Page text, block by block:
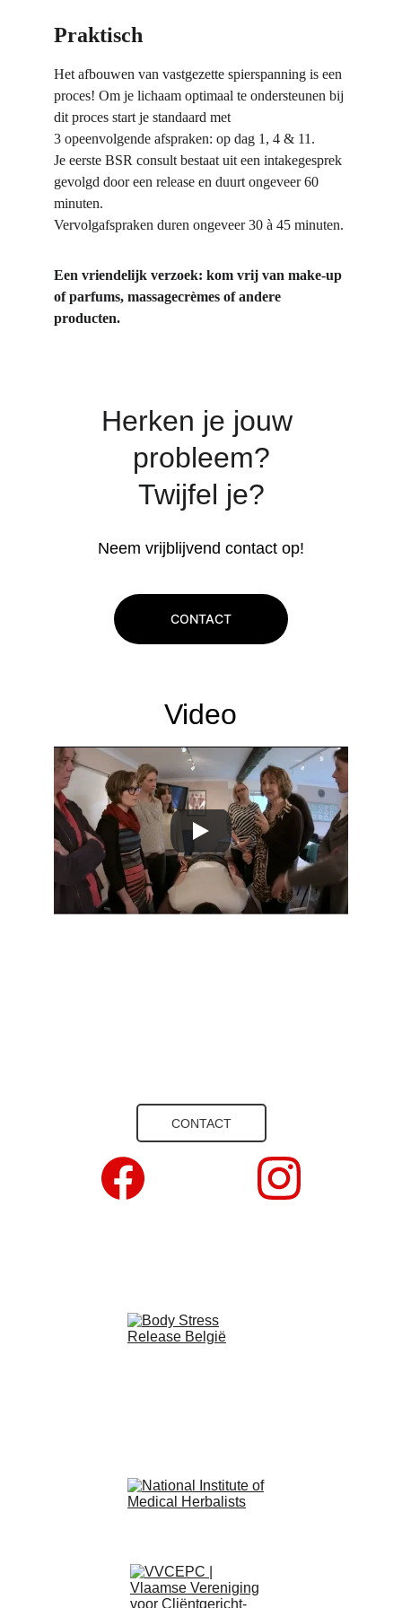
Praktisch
Het afbouwen van vastgezette spierspanning is een
proces! Om je lichaam optimaal te ondersteunen bij
dit proces start je standaard met
3 opeenvolgende afspraken: op dag 1, 4 & 11.
Je eerste BSR consult bestaat uit een intakegesprek
gevolgd door een release en duurt ongeveer 60
minuten.
Vervolgafspraken duren ongeveer 30 à 45 minuten.
Een vriendelijk verzoek: kom vrij van make-up
of parfums, massagecrèmes of andere
producten.
Herken je jouw
probleem?
Twijfel je?
Neem vrijblijvend contact op!
CONTACT
Video
CONTACT